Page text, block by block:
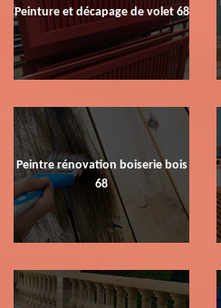
Peinture et décapage de volet 68
Peintre rénovation boiserie bois
68